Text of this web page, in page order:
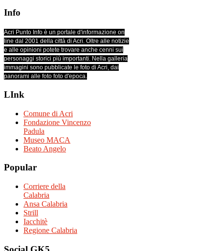
Info
Acri Punto Info è un portale d'informazione on
line dal 2001 della città di Acri. Oltre alle notizie
e alle opinioni potete trovare anche cenni sui
personaggi storici più importanti. Nella galleria
immagini sono pubblicate le foto di Acri, dai
panorami alle foto foto d'epoca.
LInk
Comune di Acri
Fondazione Vincenzo
Padula
Museo MACA
Beato Angelo
Popular
Corriere della
Calabria
Ansa Calabria
Strill
Iacchitè
Regione Calabria